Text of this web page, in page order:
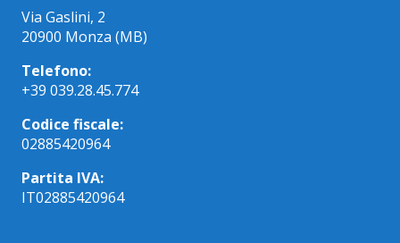
Via Gaslini, 2
20900 Monza (MB)
Telefono:
+39 039.28.45.774
Codice fiscale:
02885420964
Partita IVA:
IT02885420964